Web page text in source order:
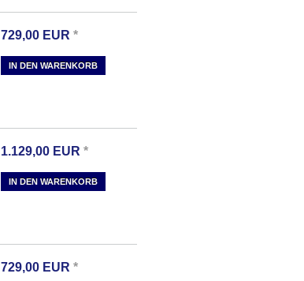
729,00 EUR *
IN DEN WARENKORB
1.129,00 EUR *
IN DEN WARENKORB
729,00 EUR *